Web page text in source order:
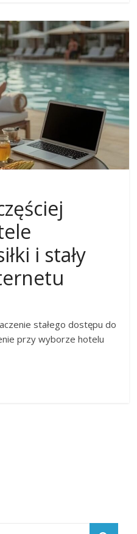
i stały
stałego dostępu do
przy wyborze hotelu